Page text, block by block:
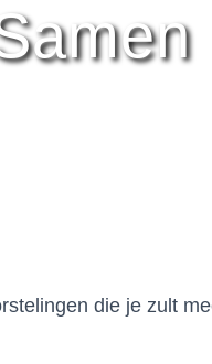
die je zult